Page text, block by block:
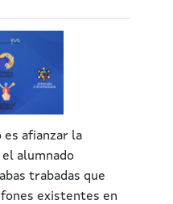
es afianzar la
alumnado
trabadas que
existentes en